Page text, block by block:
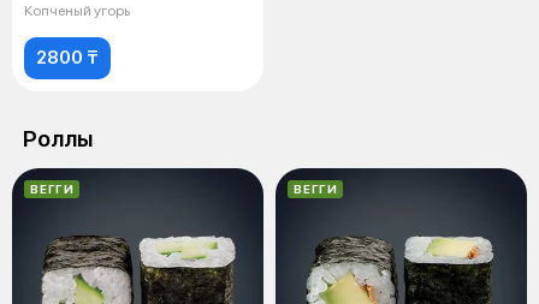
Копченый угорь
2800 ₸
Роллы
ВЕГГИ ВЕГГИ